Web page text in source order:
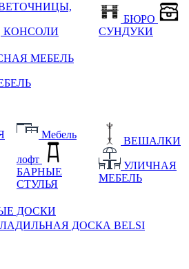
КОНСОЛИ
БЮРО
СУНДУКИ
МЕБЕЛЬ
Мебель
лофт
БАРНЫЕ
СТУЛЬЯ
ВЕШАЛКИ
УЛИЧНАЯ
МЕБЕЛЬ
ДОСКИ
ДОСКА BELSI